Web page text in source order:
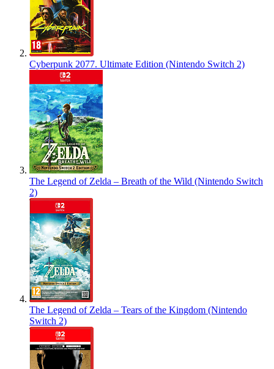
Cyberpunk 2077. Ultimate Edition (Nintendo Switch 2)
The Legend of Zelda – Breath of the Wild (Nintendo Switch
2)
The Legend of Zelda – Tears of the Kingdom (Nintendo
Switch 2)